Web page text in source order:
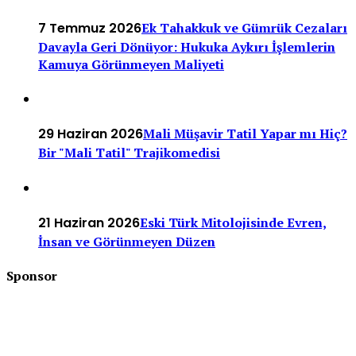
7 Temmuz 2026Ek Tahakkuk ve Gümrük Cezaları
Davayla Geri Dönüyor: Hukuka Aykırı İşlemlerin
Kamuya Görünmeyen Maliyeti
29 Haziran 2026Mali Müşavir Tatil Yapar mı Hiç?
Bir "Mali Tatil" Trajikomedisi
21 Haziran 2026Eski Türk Mitolojisinde Evren,
İnsan ve Görünmeyen Düzen
Sponsor